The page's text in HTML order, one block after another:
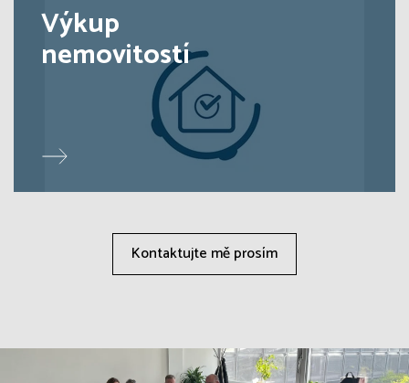
Výkup
nemovitostí
Kontaktujte mě prosím